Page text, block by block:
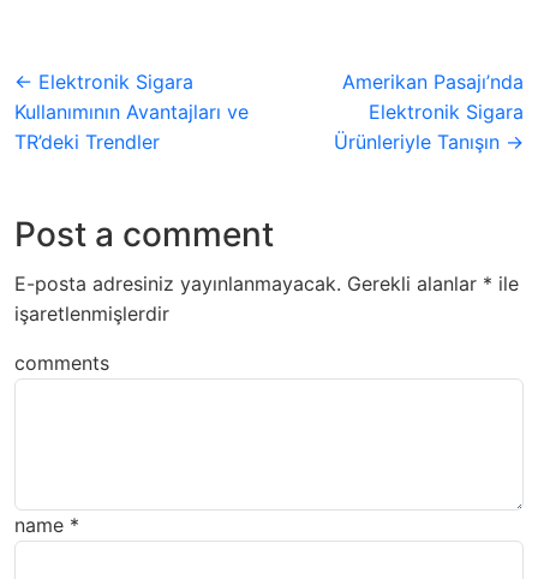
← Elektronik Sigara
Kullanımının Avantajları ve
TR’deki Trendler
Amerikan Pasajı’nda
Elektronik Sigara
Ürünleriyle Tanışın →
Post a comment
E-posta adresiniz yayınlanmayacak. Gerekli alanlar * ile
işaretlenmişlerdir
comments
name *